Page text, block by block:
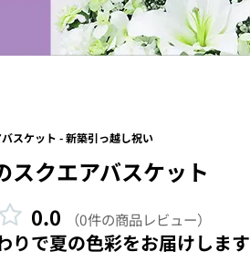
スケット - 新築引っ越し祝い
スクエアバスケット
0.0 （0件の商品レビュー）
りで夏の色彩をお届けします